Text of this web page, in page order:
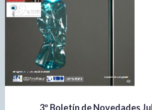
3º Boletín de Novedades